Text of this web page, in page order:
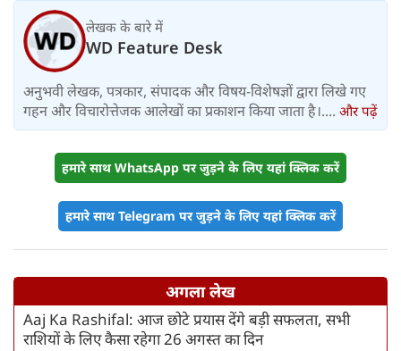
लेखक के बारे में
WD Feature Desk
अनुभवी लेखक, पत्रकार, संपादक और विषय-विशेषज्ञों द्वारा लिखे गए
गहन और विचारोत्तेजक आलेखों का प्रकाशन किया जाता है।.... और पढ़ें
हमारे साथ WhatsApp पर जुड़ने के लिए यहां क्लिक करें
हमारे साथ Telegram पर जुड़ने के लिए यहां क्लिक करें
अगला लेख
Aaj Ka Rashifal: आज छोटे प्रयास देंगे बड़ी सफलता, सभी
राशियों के लिए कैसा रहेगा 26 अगस्त का दिन